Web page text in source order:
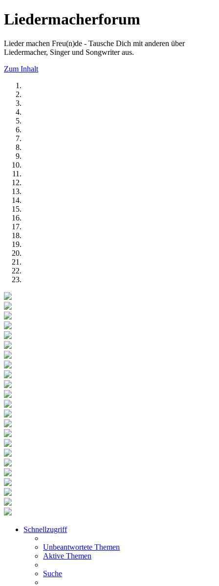
Liedermacherforum
Lieder machen Freu(n)de - Tausche Dich mit anderen über
Liedermacher, Singer und Songwriter aus.
Zum Inhalt
Schnellzugriff
Unbeantwortete Themen
Aktive Themen
Suche